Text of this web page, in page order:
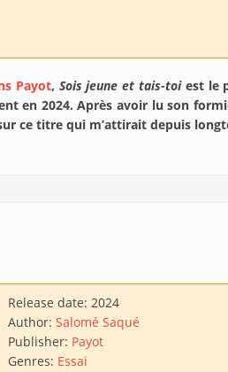
Payot, Sois jeune et tais-toiest le
en 2024. Après avoir lu son
ce titre qui m’attirait depuis
Release date: 2024
Author: Salomé Saqué
Publisher: Payot
Genres: Essai